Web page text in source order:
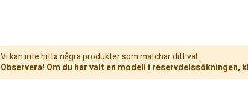
Vi kan inte hitta några produkter som matchar ditt val.
Observera! Om du har valt en modell i reservdelssökningen,